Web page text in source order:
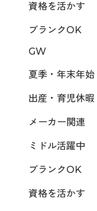
資格を活かす
ブランクOK
GW
夏季・年末年始
出産・育児休暇
メーカー関連
ミドル活躍中
ブランクOK
資格を活かす